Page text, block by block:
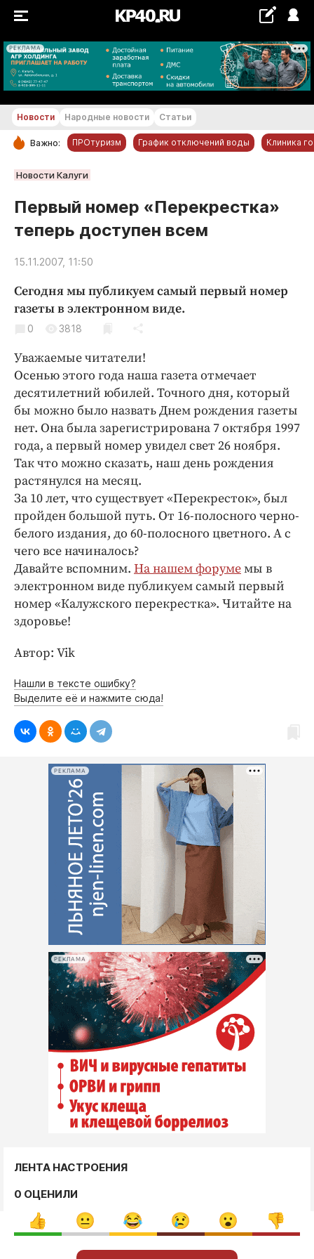
РЕКЛАМА
+22...+23 °С
РУБРИКИ
Обнинск
Новости компаний
Статьи
Народные новости
Авто и транспорт
Благоустройство
Криминал
Недвижимость и ЖКХ
Образование
Общество
Погода
Праздники
Происшествия
Спорт
Экономика и бизнес
ПРОЕКТЫ
Блоги
Издания
Медиаперсона
Клиника года
Работодатель года
Новости Народные новости Статьи
Важно: ПРОтуризм График отключений воды Клиника
Новости Калуги
Первый номер «Перекрестка»
теперь доступен всем
15.11.2007, 11:50
Сегодня мы публикуем самый первый номер
газеты в электронном виде.
0 3818
Уважаемые читатели!
Осенью этого года наша газета отмечает
десятилетний юбилей. Точного дня, который
бы можно было назвать Днем рождения газеты
нет. Она была зарегистрирована 7 октября 1997
года, а первый номер увидел свет 26 ноября.
Так что можно сказать, наш день рождения
растянулся на месяц.
За 10 лет, что существует «Перекресток», был
пройден большой путь. От 16-полосного черно-
белого издания, до 60-полосного цветного. А с
чего все начиналось?
Давайте вспомним. На нашем форумемы в
электронном виде публикуем самый первый
номер «Калужского перекрестка». Читайте на
здоровье!
Автор: Vik
Нашли в тексте ошибку?
Выделите её и нажмите сюда!
РЕКЛАМА
РЕКЛАМА
ЛЕНТА НАСТРОЕНИЯ
0 ОЦЕНИЛИ